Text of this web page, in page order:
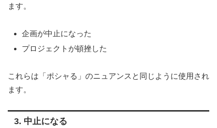
ます。
企画が中止になった
プロジェクトが頓挫した
これらは「ポシャる」のニュアンスと同じように使用され
ます。
3. 中止になる